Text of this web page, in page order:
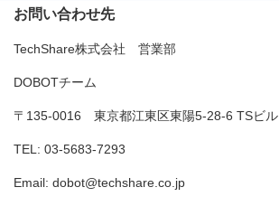
お問い合わせ先
TechShare株式会社 営業部
DOBOTチーム
〒135-0016 東京都江東区東陽5-28-6 TSビル
TEL: 03-5683-7293
Email: dobot@techshare.co.jp